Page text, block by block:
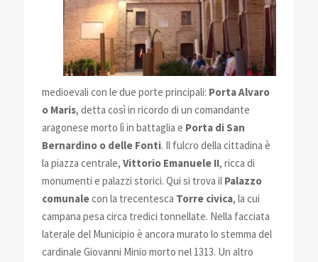
medioevali con le due porte principali: PortaAlvaro
o Maris, detta così in ricordo di un comandante
aragonese morto lì in battaglia e Porta di San
Bernardino o delle Fonti. Il fulcro della cittadina è
la piazza centrale, Vittorio Emanuele II, ricca di
monumenti e palazzi storici. Qui si trova il Palazzo
comunalecon la trecentesca Torre civica, la cui
campana pesa circa tredici tonnellate. Nella facciata
laterale del Municipio è ancora murato lo stemma del
cardinale Giovanni Minio morto nel 1313. Un altro